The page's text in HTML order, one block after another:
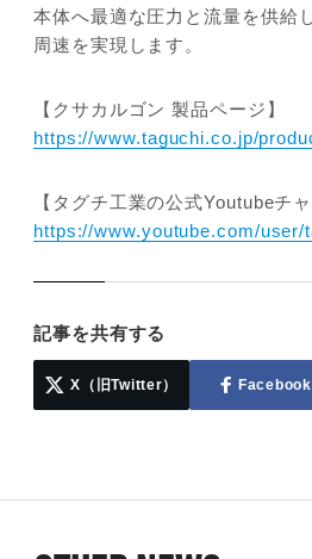
本体へ最適な圧力と流量を供給
周速を実現します。
【クサカルゴン 製品ページ】
https://www.taguchi.co.jp/
【タグチ工業の公式Youtubeチャ
https://www.youtube.com/user/
記事を共有する
X（旧Twitter） Facebook